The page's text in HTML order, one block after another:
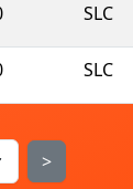
SLC
SLC
>